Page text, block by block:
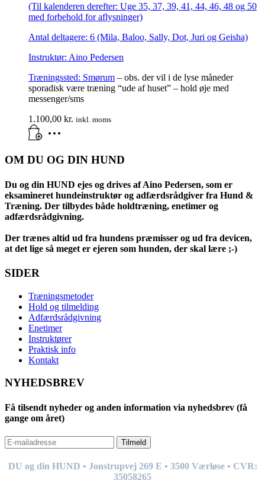
(Til kalenderen derefter: Uge 35, 37, 39, 41, 44, 46, 48 og 50
med forbehold for aflysninger)
Antal deltagere: 6 (Mila, Baloo, Sally, Dot, Juri og Geisha)
Instruktør: Aino Pedersen
Træningssted: Smørum – obs. der vil i de lyse måneder
sporadisk være træning “ude af huset” – hold øje med
messenger/sms
1.100,00 kr. inkl. moms
OM DU OG DIN HUND
Du og din HUND ejes og drives af Aino Pedersen, som er
eksamineret hundeinstruktør og adfærdsrådgiver fra Hund &
Træning. Der tilbydes både holdtræning, enetimer og
adfærdsrådgivning.
Der trænes altid ud fra hundens præmisser og ud fra devicen,
at det lige så meget er ejeren som hunden, der skal lære ;-)
SIDER
Træningsmetoder
Hold og tilmelding
Adfærdsrådgivning
Enetimer
Instruktører
Praktisk info
Kontakt
NYHEDSBREV
Få tilsendt nyheder og anden information via nyhedsbrev (få
gange om året)
Tilmeld
DU og din HUND • Jonstrupvej 269 E • 3500 Værløse • CVR:
35058265